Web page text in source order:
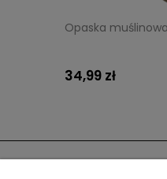
Opaska
34,99 zł